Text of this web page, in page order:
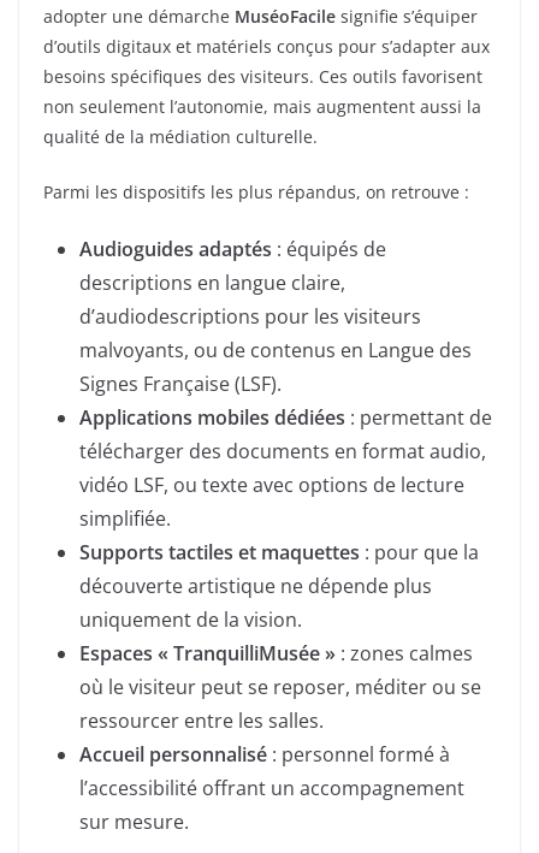
adopter une démarche MuséoFacile signifie s’équiper
d’outils digitaux et matériels conçus pour s’adapter aux
besoins spécifiques des visiteurs. Ces outils favorisent
non seulement l’autonomie, mais augmentent aussi la
qualité de la médiation culturelle.
Parmi les dispositifs les plus répandus, on retrouve :
Audioguides adaptés : équipés de
descriptions en langue claire,
d’audiodescriptions pour les visiteurs
malvoyants, ou de contenus en Langue des
Signes Française (LSF).
Applications mobiles dédiées : permettant de
télécharger des documents en format audio,
vidéo LSF, ou texte avec options de lecture
simplifiée.
Supports tactiles et maquettes : pour que la
découverte artistique ne dépende plus
uniquement de la vision.
Espaces « TranquilliMusée » : zones calmes
où le visiteur peut se reposer, méditer ou se
ressourcer entre les salles.
Accueil personnalisé : personnel formé à
l’accessibilité offrant un accompagnement
sur mesure.